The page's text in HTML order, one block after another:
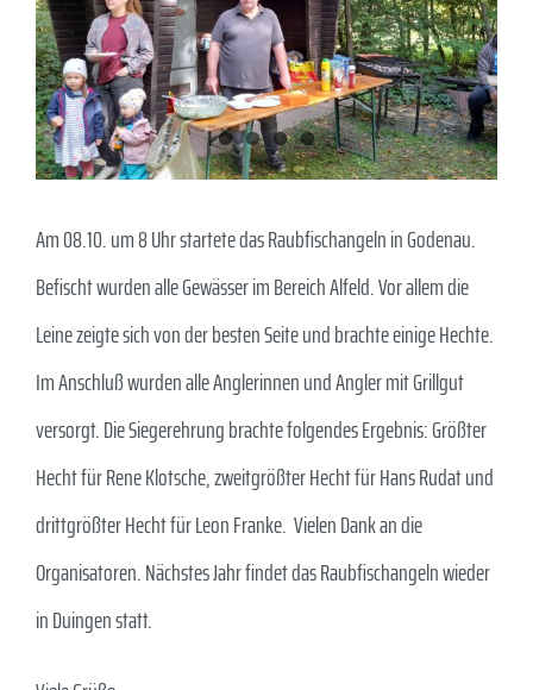
Bild
Am 08.10. um 8 Uhr startete das Raubfischangeln in Godenau.
Befischt wurden alle Gewässer im Bereich Alfeld. Vor allem die
Leine zeigte sich von der besten Seite und brachte einige Hechte.
Im Anschluß wurden alle Anglerinnen und Angler mit Grillgut
versorgt. Die Siegerehrung brachte folgendes Ergebnis: Größter
Hecht für Rene Klotsche, zweitgrößter Hecht für Hans Rudat und
drittgrößter Hecht für Leon Franke. Vielen Dank an die
Organisatoren. Nächstes Jahr findet das Raubfischangeln wieder
in Duingen statt.